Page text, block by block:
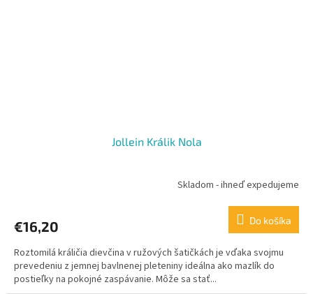
Jollein Králik Nola
Skladom - ihneď expedujeme
€16,20 Do košíka
Roztomilá králičia dievčina v ružových šatičkách je vďaka svojmu
prevedeniu z jemnej bavlnenej pleteniny ideálna ako mazlík do
postieľky na pokojné zaspávanie. Môže sa stať...